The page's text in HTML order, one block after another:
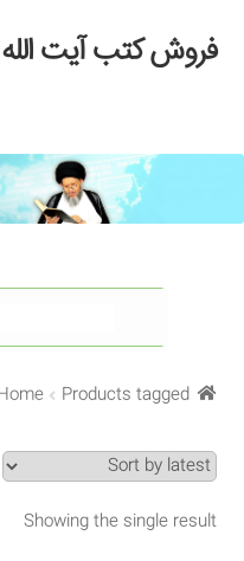
Skip
to
Skip
to
فروش کتب آیت
خانه
#97 (بدون عنوان)
Checkout
My account
Search Results
Shop
Products tagged “گفتار های غلات”
Showing the single result